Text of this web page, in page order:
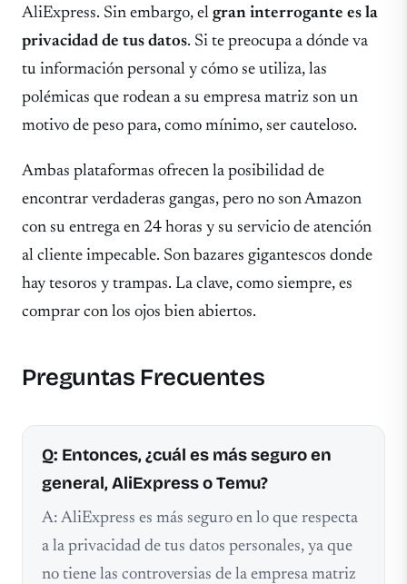
AliExpress. Sin embargo, el gran interrogante es la
privacidad de tus datos. Si te preocupa a dónde va
tu información personal y cómo se utiliza, las
polémicas que rodean a su empresa matriz son un
motivo de peso para, como mínimo, ser cauteloso.
Ambas plataformas ofrecen la posibilidad de
encontrar verdaderas gangas, pero no son Amazon
con su entrega en 24 horas y su servicio de atención
al cliente impecable. Son bazares gigantescos donde
hay tesoros y trampas. La clave, como siempre, es
comprar con los ojos bien abiertos.
Preguntas Frecuentes
Q: Entonces, ¿cuál es más seguro en
general, AliExpress o Temu?
A: AliExpress es más seguro en lo que respecta
a la privacidad de tus datos personales, ya que
no tiene las controversias de la empresa matriz